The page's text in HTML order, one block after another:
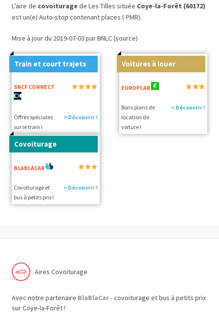
L’aire de covoiturage de Les Tilles située Coye-la-Forêt (60172)
est un(e) Auto-stop contenant places ( PMR).
Mise à jour du 2019-07-03 par BNLC (source)
Train et court trajets
SNCF CONNECT
Offres spéciales
sur le train !
> Découvrir !
Voitures à louer
EUROPCAR
Bons plans de
location de
voiture !
> Découvrir !
Covoiturage
BLABLACAR
Covoiturage et
bus à petits prix !
> Découvrir !
Aires Covoiturage
Avec notre partenaire BlaBlaCar- covoiturage et bus à petits prix
sur Coye-la-Forêt !